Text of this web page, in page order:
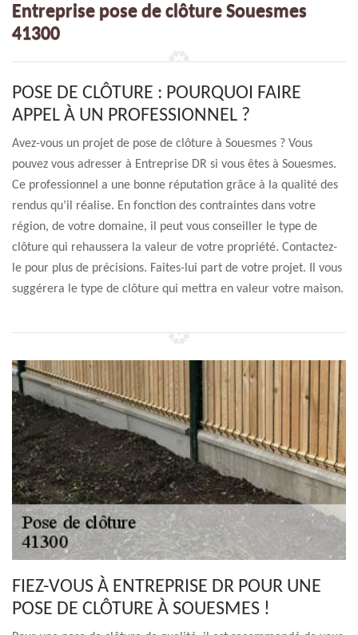
Entreprise pose de clôture Souesmes
41300
POSE DE CLÔTURE : POURQUOI FAIRE
APPEL À UN PROFESSIONNEL ?
Avez-vous un projet de pose de clôture à Souesmes ? Vous
pouvez vous adresser à Entreprise DR si vous êtes à Souesmes.
Ce professionnel a une bonne réputation grâce à la qualité des
rendus qu’il réalise. En fonction des contraintes dans votre
région, de votre domaine, il peut vous conseiller le type de
clôture qui rehaussera la valeur de votre propriété. Contactez-
le pour plus de précisions. Faites-lui part de votre projet. Il vous
suggérera le type de clôture qui mettra en valeur votre maison.
FIEZ-VOUS À ENTREPRISE DR POUR UNE
POSE DE CLÔTURE À SOUESMES !